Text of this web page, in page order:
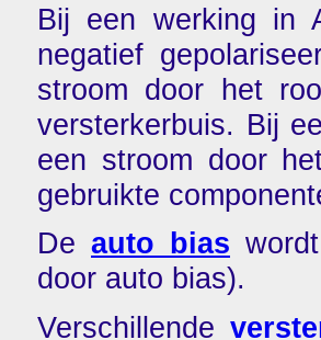
Bij een werking in
negatief
stroom door het
versterkerbuis. Bij
een stroom door
gebruikte
De auto bias
door auto bias).
Verschillende